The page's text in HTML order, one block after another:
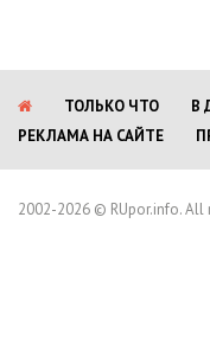
ТОЛЬКО ЧТО В
РЕКЛАМА НА САЙТЕ
2002-2026 © RUpor.info. All